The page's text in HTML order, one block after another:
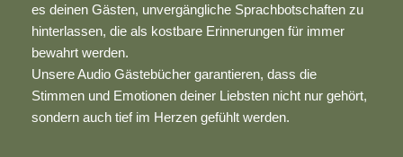
es deinen Gästen, unvergängliche Sprachbotschaften zu
hinterlassen, die als kostbare Erinnerungen für immer
bewahrt werden.
Unsere Audio Gästebücher garantieren, dass die
Stimmen und Emotionen deiner Liebsten nicht nur gehört,
sondern auch tief im Herzen gefühlt werden.